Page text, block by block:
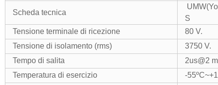
Scheda tecnica
S
Tensione terminale di ricezione
80 V.
Tensione di isolamento (rms)
3750 V.
Tempo di salita
2us@2
Temperatura di esercizio
-